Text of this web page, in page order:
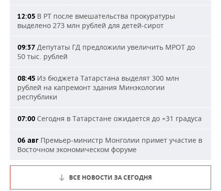
12:05 В РТ после вмешательства прокуратуры
выделено 273 млн рублей для детей-сирот
09:37 Депутаты ГД предложили увеличить МРОТ до
50 тыс. рублей
08:45 Из бюджета Татарстана выделят 300 млн
рублей на капремонт здания Минэкологии
республики
07:00 Сегодня в Татарстане ожидается до +31 градуса
06 авг Премьер-министр Монголии примет участие в
Восточном экономическом форуме
ВСЕ НОВОСТИ ЗА СЕГОДНЯ